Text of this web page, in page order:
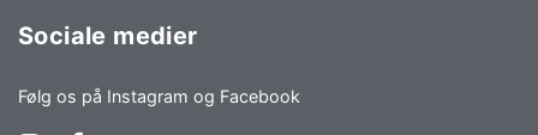
Sociale medier
Følg os på Instagram og Facebook